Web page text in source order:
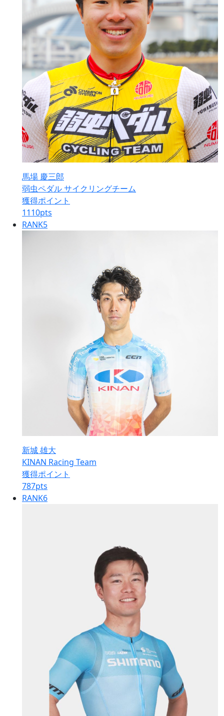
馬場 慶三郎
弱虫ペダル サイクリングチーム
獲得ポイント
1110pts
RANK5
新城 雄大
KINAN Racing Team
獲得ポイント
787pts
RANK6